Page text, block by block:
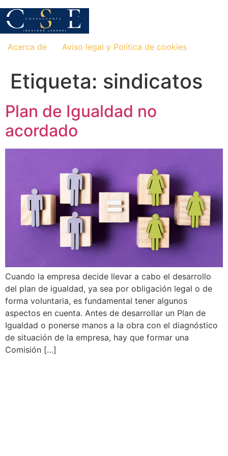
Saltar
contenido
Acerca de
Aviso legal y Política de cookies
Etiqueta: sindicatos
Plan de Igualdad no
acordado
Cuando la empresa decide llevar a cabo el desarrollo
del plan de igualdad, ya sea por obligación legal o de
forma voluntaria, es fundamental tener algunos
aspectos en cuenta. Antes de desarrollar un Plan de
Igualdad o ponerse manos a la obra con el diagnóstico
de situación de la empresa, hay que formar una
Comisión […]